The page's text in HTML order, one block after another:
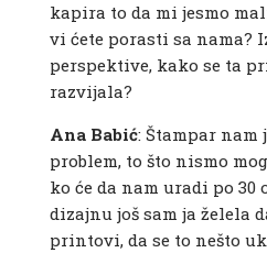
kapira to da mi jesmo
vi ćete porasti sa nama?
perspektive, kako se ta
razvijala?
Ana Babić: Štampar nam
problem, to što nismo
ko će da nam uradi po 30
dizajnu još sam ja želela
printovi, da se to nešto